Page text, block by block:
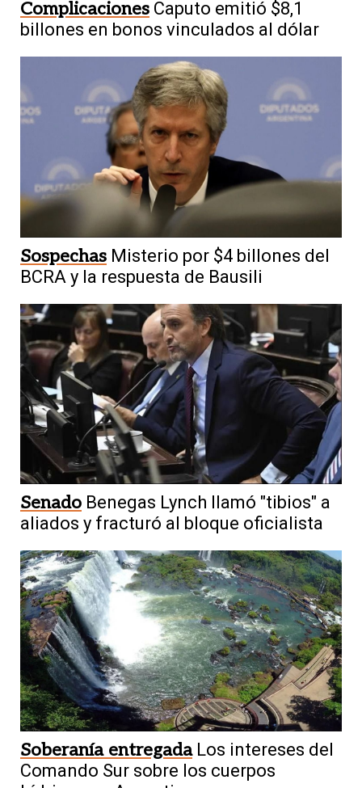
Complicaciones Caputo emitió $8,1
billones en bonos vinculados al dólar
Sospechas Misterio por $4 billones del
BCRA y la respuesta de Bausili
Senado Benegas Lynch llamó "tibios" a
aliados y fracturó al bloque oficialista
Soberanía entregada Los intereses del
Comando Sur sobre los cuerpos